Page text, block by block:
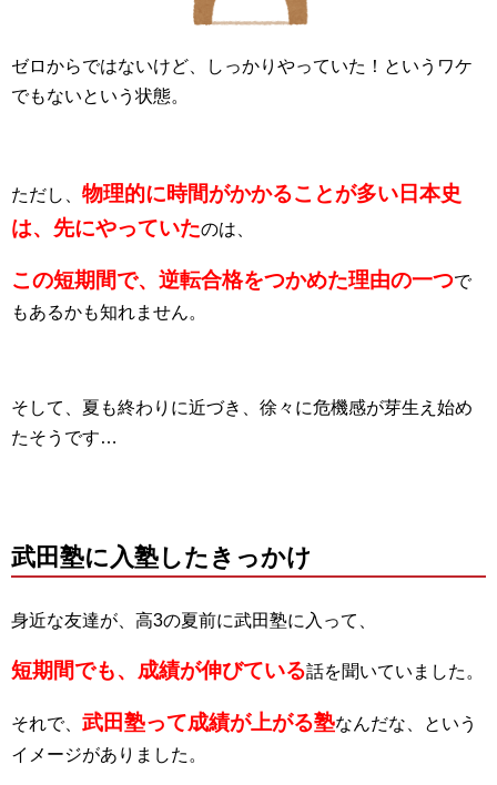
ゼロからではないけど、しっかりやっていた！というワケ
でもないという状態。
ただし、 物理的に時間がかかることが多い日本史
は、先にやっていたのは、
この短期間で、逆転合格をつかめた理由の一つで
もあるかも知れません。
そして、夏も終わりに近づき、徐々に危機感が芽生え始め
たそうです…
武田塾に入塾したきっかけ
身近な友達が、高3の夏前に武田塾に入って、
短期間でも、成績が伸びている話を聞いていました。
それで、 武田塾って成績が上がる塾なんだな、という
イメージがありました。